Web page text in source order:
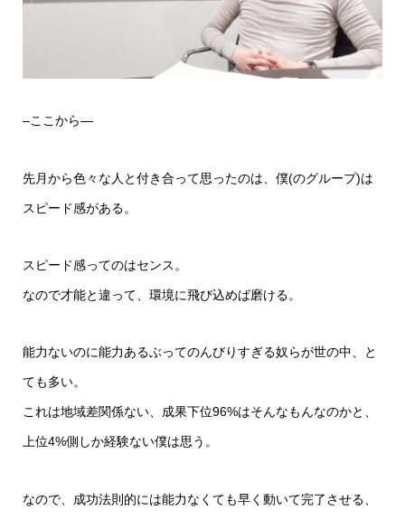
–ここから—
先月から色々な人と付き合って思ったのは、僕(のグループ)は
スピード感がある。
スピード感ってのはセンス。
なので才能と違って、環境に飛び込めば磨ける。
能力ないのに能力あるぶってのんびりすぎる奴らが世の中、と
ても多い。
これは地域差関係ない、成果下位96%はそんなもんなのかと、
上位4%側しか経験ない僕は思う。
なので、成功法則的には能力なくても早く動いて完了させる、